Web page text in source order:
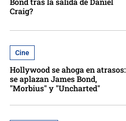
Craig?
Cine
Hollywood se ahoga en atrasos:
se aplazan James Bond,
"Morbius" y "Uncharted"